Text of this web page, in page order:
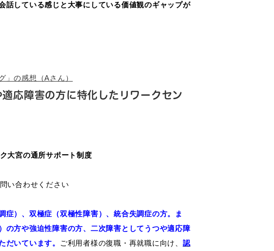
話している感じと大事にしている価値観のギャップが
」の感想（Aさん）
応障害の方に特化したリワークセン
大宮の通所サポート制度
い合わせください
症）、双極症（双極性障害）、統合失調症の方。ま
の方や強迫性障害の方、二次障害としてうつや適応障
だいています。
ご利用者様の復職・再就職に向け、 認